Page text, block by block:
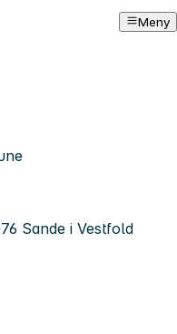
Meny
Sande i Vestfold